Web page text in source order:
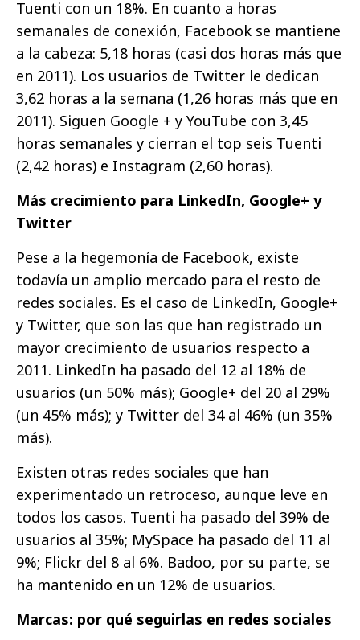
Tuenti con un 18%. En cuanto a horas
semanales de conexión, Facebook se mantiene
a la cabeza: 5,18 horas (casi dos horas más que
en 2011). Los usuarios de Twitter le dedican
3,62 horas a la semana (1,26 horas más que en
2011). Siguen Google + y YouTube con 3,45
horas semanales y cierran el top seis Tuenti
(2,42 horas) e Instagram (2,60 horas).
Más crecimiento para LinkedIn, Google+ y
Twitter
Pese a la hegemonía de Facebook, existe
todavía un amplio mercado para el resto de
redes sociales. Es el caso de LinkedIn, Google+
y Twitter, que son las que han registrado un
mayor crecimiento de usuarios respecto a
2011. LinkedIn ha pasado del 12 al 18% de
usuarios (un 50% más); Google+ del 20 al 29%
(un 45% más); y Twitter del 34 al 46% (un 35%
más).
Existen otras redes sociales que han
experimentado un retroceso, aunque leve en
todos los casos. Tuenti ha pasado del 39% de
usuarios al 35%; MySpace ha pasado del 11 al
9%; Flickr del 8 al 6%. Badoo, por su parte, se
ha mantenido en un 12% de usuarios.
Marcas: por qué seguirlas en redes sociales